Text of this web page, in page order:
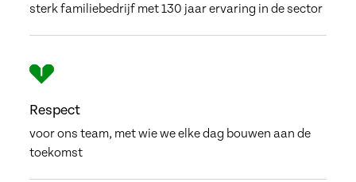
sterk familiebedrijf met 130 jaar ervaring in de sector
Respect
voor ons team, met wie we elke dag bouwen aan de
toekomst